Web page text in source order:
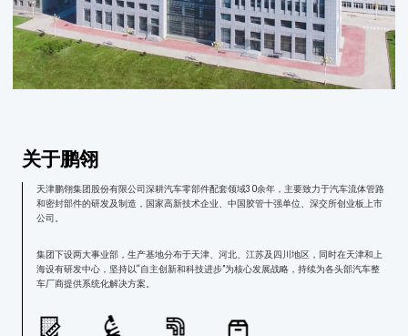
关于鹏翎
天津鹏翎集团股份有限公司深耕汽车零部件配套领域30余年，主要致力于汽车流体管路
和密封部件的研发及制造，国家高新技术企业、中国胶管十强单位、深交所创业板上市
公司。
集团下设两大事业部，生产基地分布于天津、河北、江苏及四川地区，同时在天津和上
海设有研发中心，坚持以“自主创新和科技进步”为核心发展战略，持续为各头部汽车整
车厂商提供系统化解决方案。